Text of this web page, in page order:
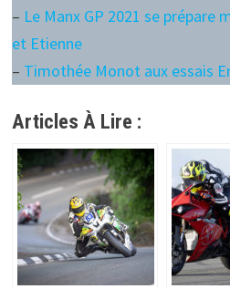
– Le Manx GP 2021 se prépare
et Etienne
– Timothée Monot aux essais
Articles À Lire :